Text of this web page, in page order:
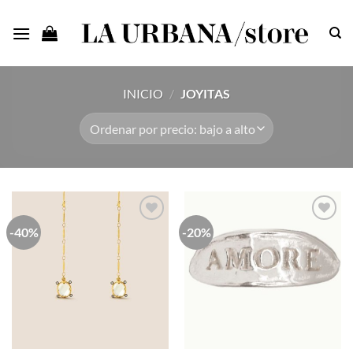
INICIO / JOYITAS
-40% -20%
Añadir
a la
lista de
deseos